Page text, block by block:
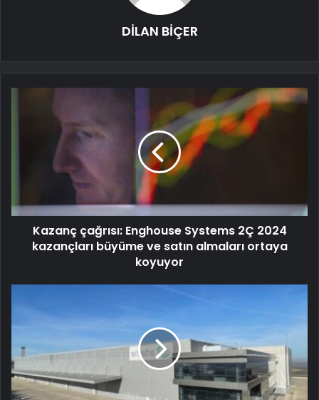
DİLAN BİÇER
Kazanç çağrısı: Enghouse Systems 2Ç 2024
kazançları büyüme ve satın almaları ortaya
koyuyor